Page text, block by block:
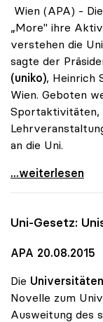
Wien (APA) -
„More" ihre
verstehen die
sagte der
(uniko), Heinrich
Wien. Geboten
Sportaktivitäten,
an die Uni.
Flüchtlinge -
...weiterlesen
Uni-Gesetz:
APA 20.08.2015
Die
Novelle zum
Ausweitung des